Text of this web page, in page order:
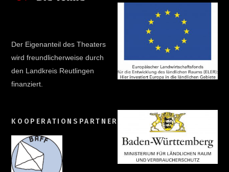
Der Eigenanteil des Theaters
wird freundlicherweise durch
den Landkreis Reutlingen
finanziert.
KOOPERATIONSPARTNER